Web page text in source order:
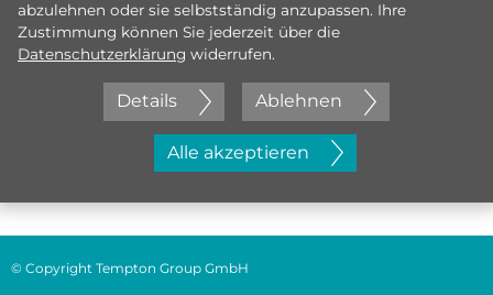
Jetzt initiativ bewerben
abzulehnen oder sie selbstständig anzupassen. Ihre
Zustimmung können Sie jederzeit über die
Datenschutzerklärung widerrufen.
Details Ablehnen
Alle akzeptieren
© Copyright Tempton Group GmbH